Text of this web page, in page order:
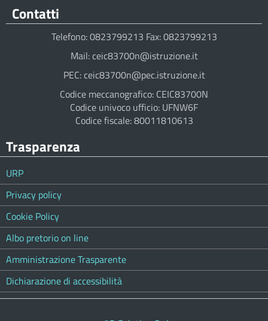
Contatti
Telefono: 0823799213 Fax: 0823799213
Mail: ceic83700n@istruzione.it
PEC: ceic83700n@pec.istruzione.it
Codice meccanografico: CEIC83700N
Codice univoco ufficio: UFNW6F
Codice fiscale: 80011810613
Trasparenza
URP
Privacy policy
Cookie Policy
Albo pretorio on line
Amministrazione Trasparente
Dichiarazione di accessibilità